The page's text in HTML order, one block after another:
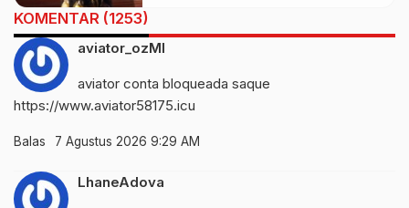
KOMENTAR (1253)
aviator_ozMl
aviator conta bloqueada saque
https://www.aviator58175.icu
Balas 7 Agustus 2026 9:29 AM
LhaneAdova